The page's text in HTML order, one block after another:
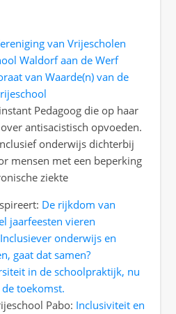
van Vrijescholen
Waldorf aan de Werf
van Waarde(n) van de
Pedagoog die op haar
antisacistisch opvoeden.
onderwijs dichterbij
mensen met een beperking
ziekte
De rijkdom van
jaarfeesten vieren
Inclusiever onderwijs en
gaat dat samen?
in de schoolpraktijk, nu
toekomst.
Pabo: Inclusiviteit en